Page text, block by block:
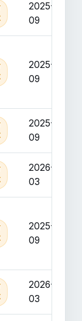
2025-
09
2025-
09
2025-
09
2026-
03
2025-
09
2026-
03